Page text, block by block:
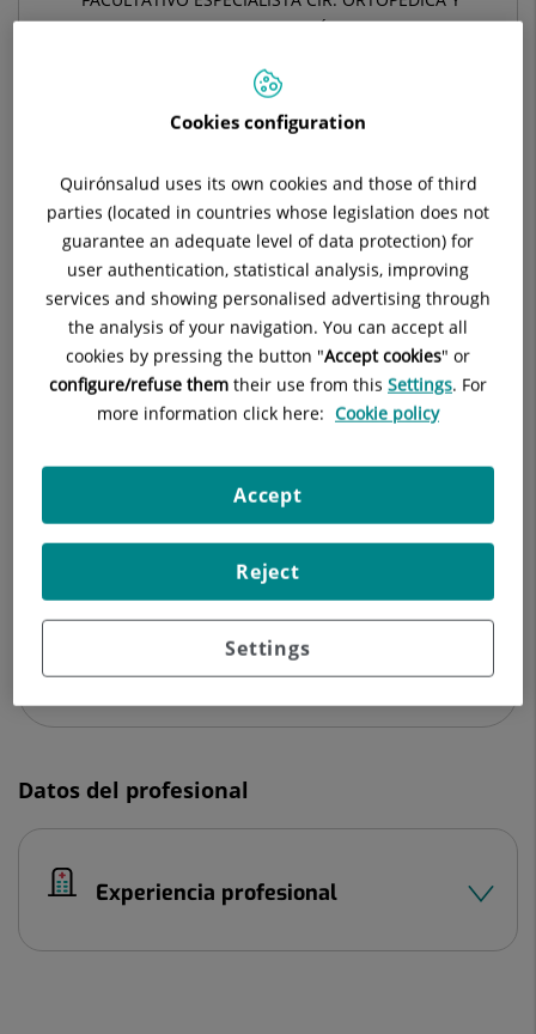
TRAUMATOLOGÍA
TRAUMATOLOGÍA Y CIRUGÍA ORTOPÉDICA
Pide cita con este profesional en otros hospitales:
Hospital Universitario Ruber Juan Bravo
C/ Juan Bravo, 39 y 49
28006 Madrid
910 687 999
Centro Médico Quirónsalud Valle del Henares
C/ República Dominicana, 6
28806 Alcalá de Henares Madrid
Datos del profesional
Experiencia profesional
Cookies configuration
Quirónsalud uses its own cookies and those of third
parties (located in countries whose legislation does not
guarantee an adequate level of data protection) for
user authentication, statistical analysis, improving
services and showing personalised advertising through
the analysis of your navigation. You can accept all
cookies by pressing the button "Accept cookies" or
configure/refuse them their use from this Settings. For
more information click here: Cookie policy
Settings
Reject
Accept